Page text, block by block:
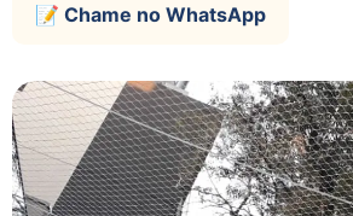
📝 Chame no WhatsApp